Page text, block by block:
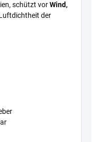
schützt vorWind,
der